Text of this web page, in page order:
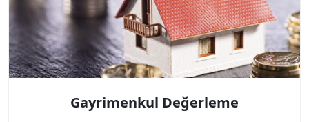
Gayrimenkul Değerleme